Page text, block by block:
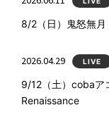
8/2（日）鬼怒無
2026.04.29 LIVE
9/12（土）cobaア
Renaissance